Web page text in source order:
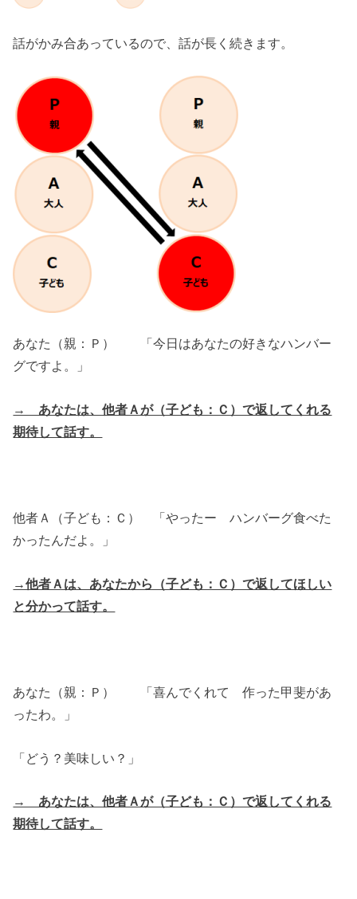
話がかみ合あっているので、話が長く続きます。
あなた（親：Ｐ） 「今日はあなたの好きなハンバー
グですよ。」
→ あなたは、他者Ａが（子ども：Ｃ）で返してくれる
期待して話す。
他者Ａ（子ども：Ｃ） 「やったー ハンバーグ食べた
かったんだよ。」
→他者Ａは、あなたから（子ども：Ｃ）で返してほしい
と分かって話す。
あなた（親：Ｐ） 「喜んでくれて 作った甲斐があ
ったわ。」
「どう？美味しい？」
→ あなたは、他者Ａが（子ども：Ｃ）で返してくれる
期待して話す。